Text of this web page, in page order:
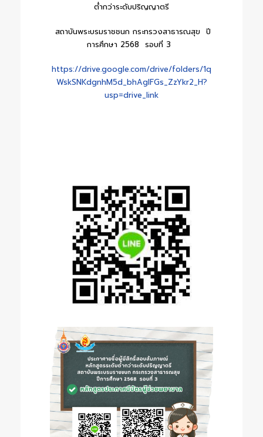
ต่ำกว่าระดับปริญญาตรี
สถาบันพระบรมราชชนก กระทรวงสาธารณสุข ปี
การศึกษา 2568 รอบที่ 3
https://drive.google.com/drive/folders/1q
WskSNKdgnhM5d_bhAgIFGs_ZzYkr2_H?
usp=drive_link